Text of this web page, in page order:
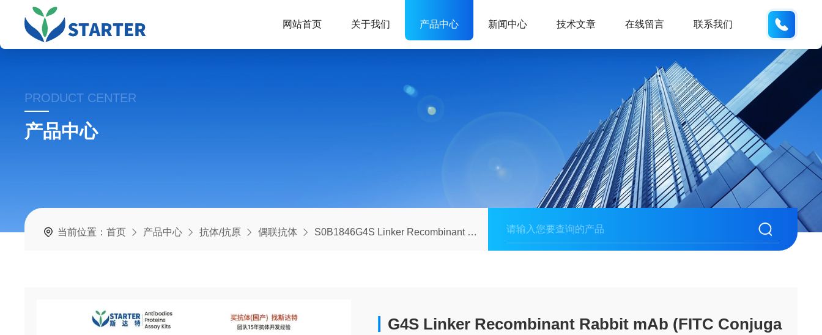
网站首页 关于我们 产品中心 新闻中心 技术文章 在线留言 联系我们
PRODUCT CENTER
产品中心
当前位置：首页 产品中心 抗体/抗原 偶联抗体 S0B1846G4S Linker Recombinant Rabbit mAb (FITC Conjugate) (S-711-23)
G4S Linker Recombinant Rabbit mAb (FITC Conjuga